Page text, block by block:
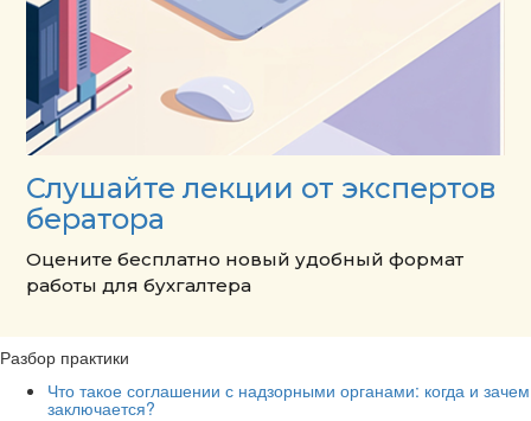
Слушайте лекции от экспертов
бератора
Оцените бесплатно новый удобный формат
работы для бухгалтера
Разбор практики
Что такое соглашении с надзорными органами: когда и зачем
заключается?